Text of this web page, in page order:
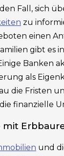
Fall, sich
zu
einen
gibt es
Banken
als
die Fristen
finanzielle
mit
und